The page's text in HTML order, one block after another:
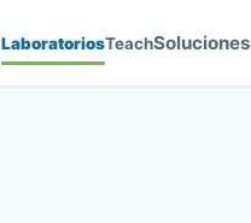
LaboratoriosTeachSoluciones